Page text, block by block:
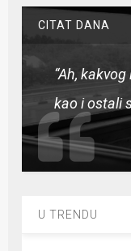
CITAT DANA
“Ah,
kao i ostali
U TRENDU